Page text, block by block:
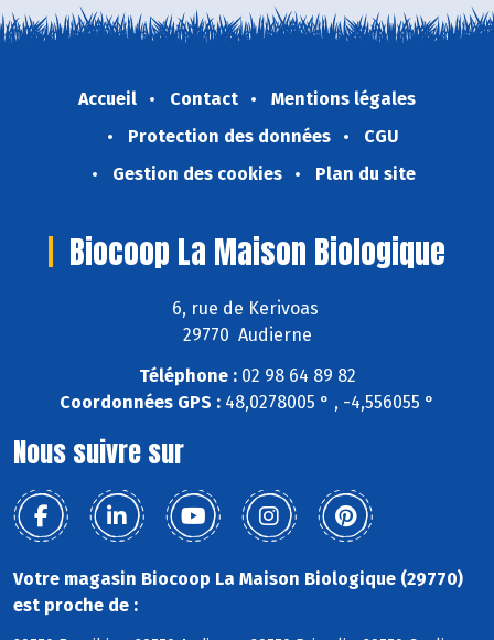
Accueil Contact
Mentions légales
Protection des données
CGU
Gestion des cookies
Plan du site
Biocoop La Maison Biologique
6, rue de Kerivoas
29770 Audierne
Téléphone :02 98 64 89 82
Coordonnées GPS : 48,0278005 ° , -4,556055 °
Nous suivre sur
Votre magasin Biocoop La Maison Biologique (29770)
est proche de :